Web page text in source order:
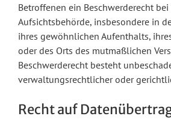
Betroffenen ein Beschwerderecht bei
Aufsichtsbehörde, insbesondere in
ihres gewöhnlichen Aufenthalts,
oder des Orts des mutmaßlichen
Beschwerderecht besteht
verwaltungsrechtlicher oder
Recht auf